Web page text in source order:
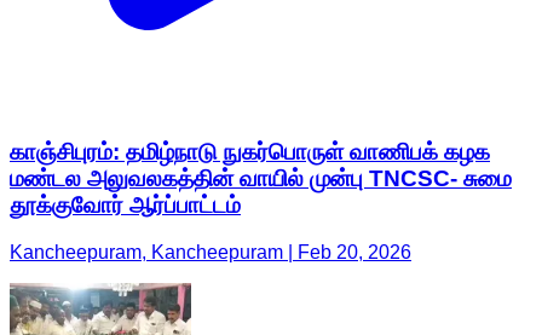
காஞ்சிபுரம்: தமிழ்நாடு நுகர்பொருள் வாணிபக் கழக
மண்டல அலுவலகத்தின் வாயில் முன்பு TNCSC- சுமை
தூக்குவோர் ஆர்ப்பாட்டம்
Kancheepuram, Kancheepuram | Feb 20, 2026